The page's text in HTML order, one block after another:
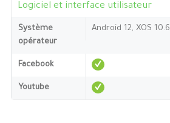
Logiciel et interface utilisateur
Système
opérateur
Android 12, XOS 10.6
Facebook
Youtube